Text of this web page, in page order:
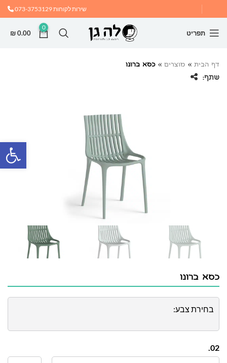
שירות לקוחות073-3753129
תפריט
0
₪0.00
דף הבית » מוצרים » כסא ברונו
שתף:
כסא ברונו
בחירת צבע:
02.